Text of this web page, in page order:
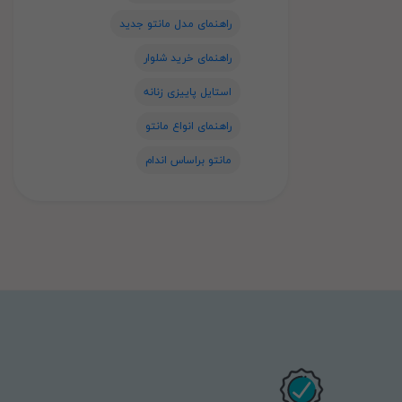
راهنمای مدل مانتو جدید
راهنمای خرید شلوار
استایل پاییزی زنانه
راهنمای انواع مانتو
مانتو براساس اندام